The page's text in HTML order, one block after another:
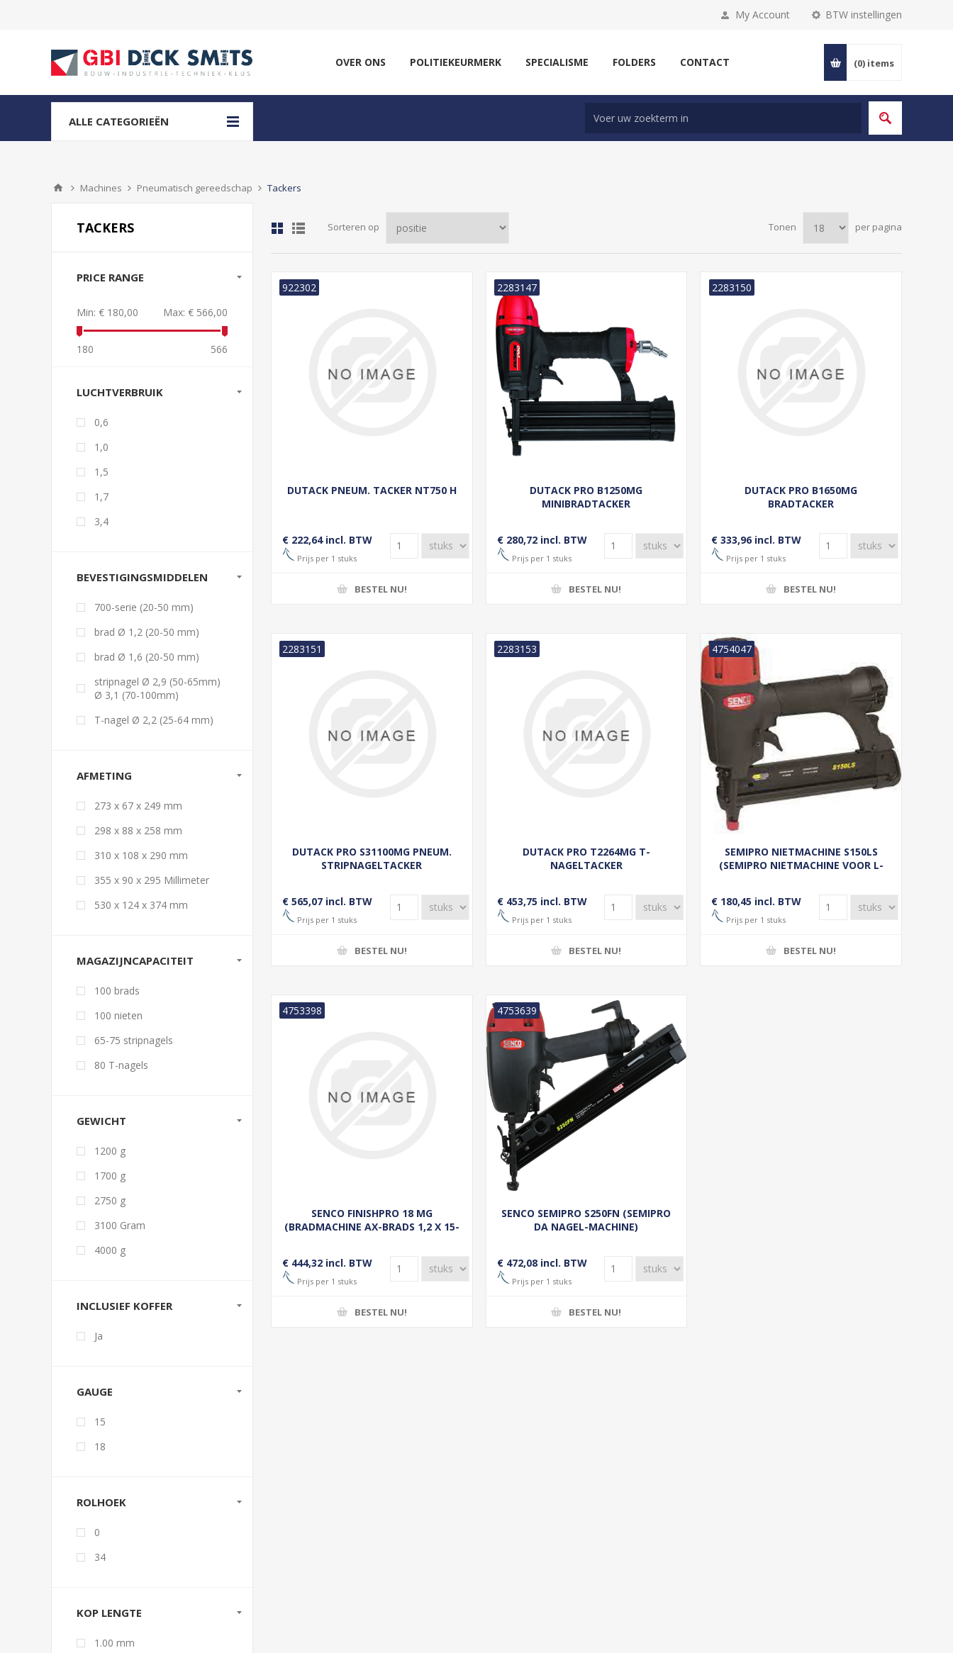
BTW instellingen
My Account
OVER ONS POLITIEKEURMERK SPECIALISME FOLDERS CONTACT (0) items
ALLE CATEGORIEËN
Machines Pneumatisch gereedschap Tackers
Sorteren op Tonen per pagina
DUTACK PNEUM. TACKER NT750 H
922302
€ 222,64 incl. BTW
Prijs per 1 stuks
BESTEL NU!
DUTACK PRO B1250MG
MINIBRADTACKER
2283147
€ 280,72 incl. BTW
Prijs per 1 stuks
BESTEL NU!
DUTACK PRO B1650MG
BRADTACKER
2283150
€ 333,96 incl. BTW
Prijs per 1 stuks
BESTEL NU!
DUTACK PRO S31100MG PNEUM.
STRIPNAGELTACKER
2283151
€ 565,07 incl. BTW
Prijs per 1 stuks
BESTEL NU!
DUTACK PRO T2264MG T-
NAGELTACKER
2283153
€ 453,75 incl. BTW
Prijs per 1 stuks
BESTEL NU!
SEMIPRO NIETMACHINE S150LS
(SEMIPRO NIETMACHINE VOOR L-
4754047
€ 180,45 incl. BTW
Prijs per 1 stuks
BESTEL NU!
SENCO FINISHPRO 18 MG
(BRADMACHINE AX-BRADS 1,2 X 15-
4753398
€ 444,32 incl. BTW
Prijs per 1 stuks
BESTEL NU!
SENCO SEMIPRO S250FN (SEMIPRO
DA NAGEL-MACHINE)
4753639
€ 472,08 incl. BTW
Prijs per 1 stuks
BESTEL NU!
TACKERS
PRICE RANGE
Min: € 180,00 Max: € 566,00
180 566
LUCHTVERBRUIK
0,6
1,0
1,5
1,7
3,4
BEVESTIGINGSMIDDELEN
700-serie (20-50 mm)
brad Ø 1,2 (20-50 mm)
brad Ø 1,6 (20-50 mm)
stripnagel Ø 2,9 (50-65mm)
Ø 3,1 (70-100mm)
T-nagel Ø 2,2 (25-64 mm)
AFMETING
273 x 67 x 249 mm
298 x 88 x 258 mm
310 x 108 x 290 mm
355 x 90 x 295 Millimeter
530 x 124 x 374 mm
MAGAZIJNCAPACITEIT
100 brads
100 nieten
65-75 stripnagels
80 T-nagels
GEWICHT
1200 g
1700 g
2750 g
3100 Gram
4000 g
INCLUSIEF KOFFER
Ja
GAUGE
15
18
ROLHOEK
0
34
KOP LENGTE
1.00 mm